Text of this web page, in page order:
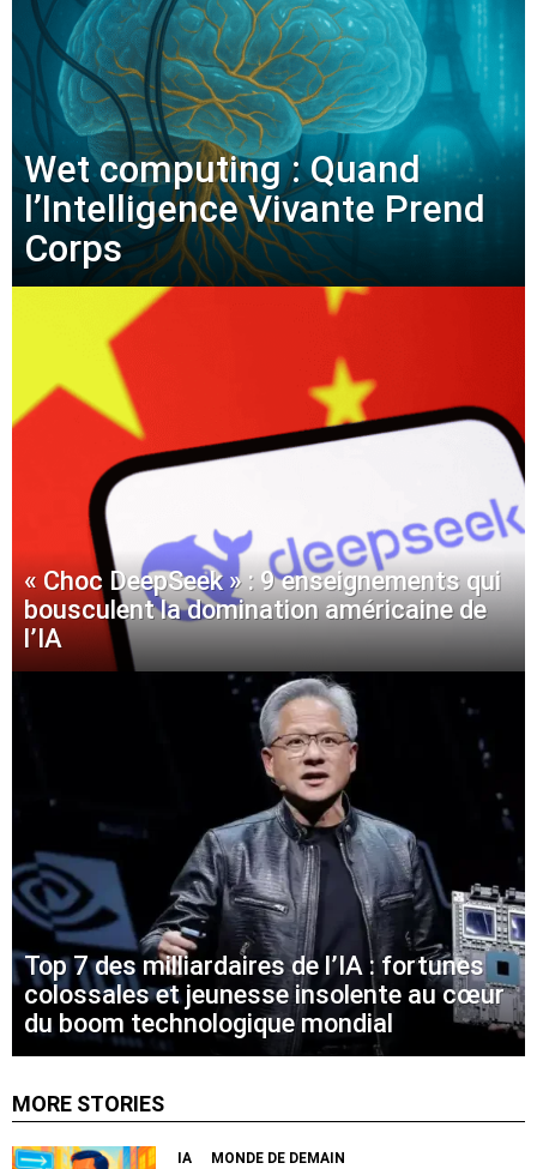
Wet computing : Quand
l’Intelligence Vivante Prend
Corps
« Choc DeepSeek » : 9 enseignements qui
bousculent la domination américaine de
l’IA
Top 7 des milliardaires de l’IA : fortunes
colossales et jeunesse insolente au cœur
du boom technologique mondial
MORE STORIES
IA
MONDE DE DEMAIN